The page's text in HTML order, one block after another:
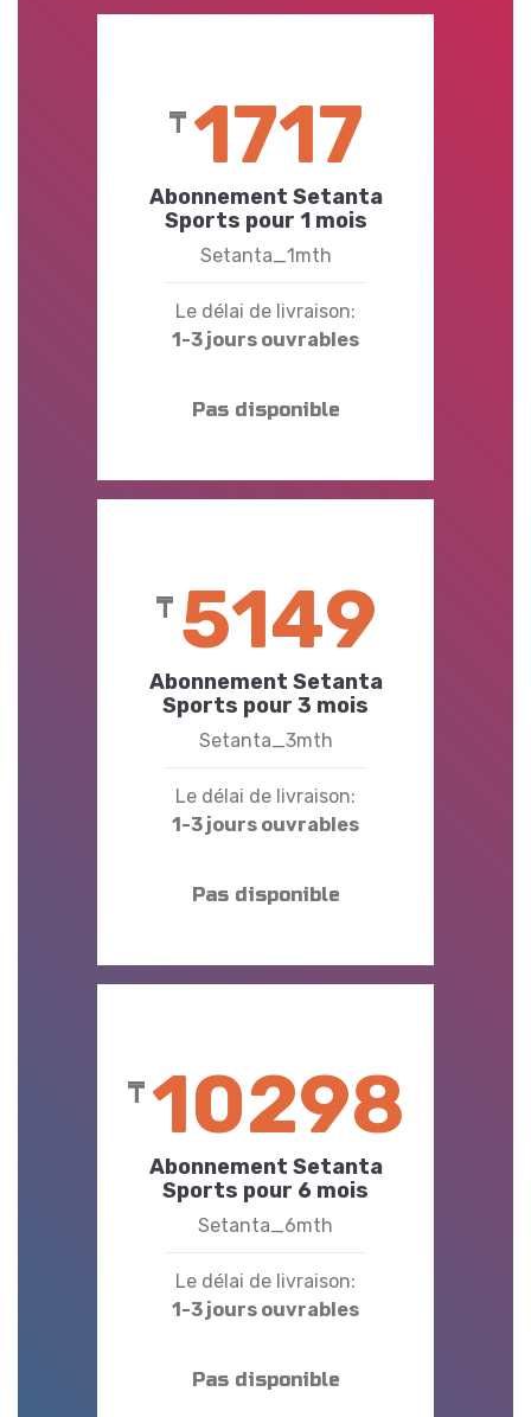
₸ 1717
Abonnement Setanta
Sports pour 1 mois
Setanta_1mth
Le délai de livraison:
1-3 jours ouvrables
Pas disponible
₸ 5149
Abonnement Setanta
Sports pour 3 mois
Setanta_3mth
Le délai de livraison:
1-3 jours ouvrables
Pas disponible
₸ 10298
Abonnement Setanta
Sports pour 6 mois
Setanta_6mth
Le délai de livraison:
1-3 jours ouvrables
Pas disponible